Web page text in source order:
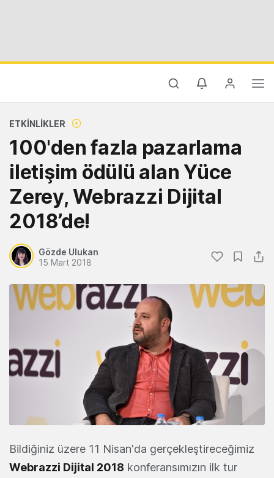
ETKINLIKLER
100'den fazla pazarlama
iletişim ödülü alan Yüce
Zerey, Webrazzi Dijital
2018’de!
Gözde Ulukan
15 Mart 2018
Bildiğiniz üzere 11 Nisan'da gerçekleştireceğimiz
Webrazzi Dijital 2018 konferansımızın ilk tur